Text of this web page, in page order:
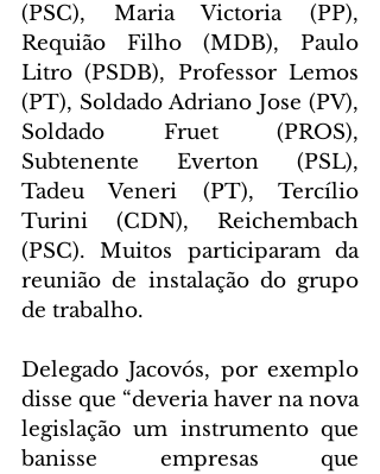
(PSC), Maria Victoria (PP),
Requião Filho (MDB), Paulo
Litro (PSDB), Professor Lemos
(PT), Soldado Adriano Jose (PV),
Soldado Fruet (PROS),
Subtenente Everton (PSL),
Tadeu Veneri (PT), Tercílio
Turini (CDN), Reichembach
(PSC). Muitos participaram da
reunião de instalação do grupo
de trabalho.
Delegado Jacovós, por exemplo
disse que “deveria haver na nova
legislação um instrumento que
banisse empresas que